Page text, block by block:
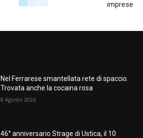
imprese
Nel Ferrarese smantellata rete di spaccio.
Trovata anche la cocaina rosa
8 Agosto 2026
46° anniversario Strage di Ustica, il 10